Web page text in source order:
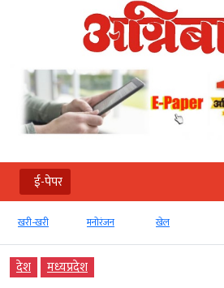
ई-पेपर
खरी-खरी मनोरंजन खेल
देश मध्‍यप्रदेश